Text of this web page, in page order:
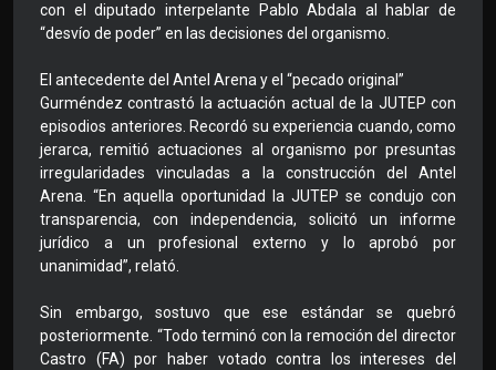
con el diputado interpelante Pablo Abdala al hablar de
“desvío de poder” en las decisiones del organismo.
El antecedente del Antel Arena y el “pecado original”
Gurméndez contrastó la actuación actual de la JUTEP con
episodios anteriores. Recordó su experiencia cuando, como
jerarca, remitió actuaciones al organismo por presuntas
irregularidades vinculadas a la construcción del Antel
Arena. “En aquella oportunidad la JUTEP se condujo con
transparencia, con independencia, solicitó un informe
jurídico a un profesional externo y lo aprobó por
unanimidad”, relató.
Sin embargo, sostuvo que ese estándar se quebró
posteriormente. “Todo terminó con la remoción del director
Castro (FA) por haber votado contra los intereses del